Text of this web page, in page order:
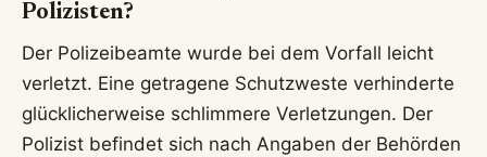
Polizisten?
Der Polizeibeamte wurde bei dem Vorfall leicht
verletzt. Eine getragene Schutzweste verhinderte
glücklicherweise schlimmere Verletzungen. Der
Polizist befindet sich nach Angaben der Behörden